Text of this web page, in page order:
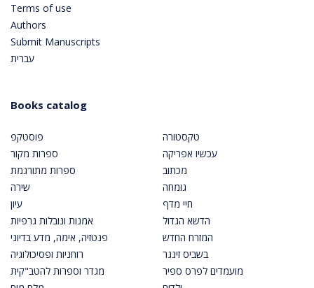
Terms of use
Authors
Submit Manuscripts
עברית
Books catalog
פוסטקפ
ספרות מקור
ספרות מתורגמת
שירה
עיון
אמנות ונובלות גרפיות
פנטזיה, אימה, מדע בדיוני
רוחניות ופסיכולוגיה
מגדר וספרות להטב"קית
טקסטורה
עכשיו אפריקה
מכתוב
גומחה
חיי מדף
הדשא הגדול
המזרח החדש
בשביס זינגר
מועמדים לפרס ספיר